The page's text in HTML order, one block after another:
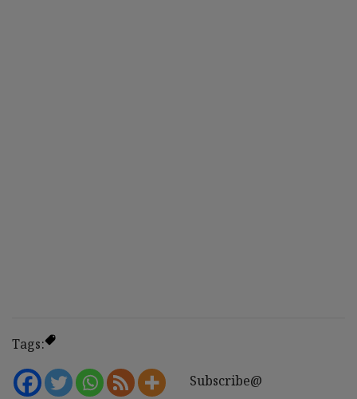
Tags:
Subscribe@